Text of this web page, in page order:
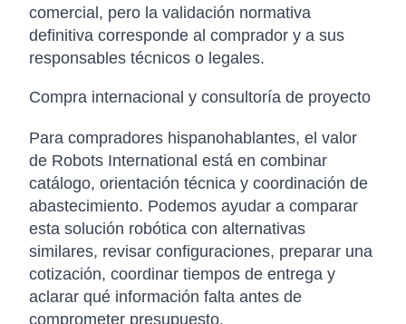
comercial, pero la validación normativa
definitiva corresponde al comprador y a sus
responsables técnicos o legales.
Compra internacional y consultoría de proyecto
Para compradores hispanohablantes, el valor
de Robots International está en combinar
catálogo, orientación técnica y coordinación de
abastecimiento. Podemos ayudar a comparar
esta solución robótica con alternativas
similares, revisar configuraciones, preparar una
cotización, coordinar tiempos de entrega y
aclarar qué información falta antes de
comprometer presupuesto.